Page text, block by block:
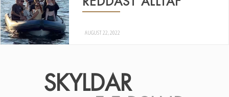
AUGUST 22, 2022
SKYLDAR